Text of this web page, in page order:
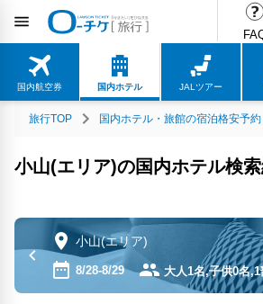
国内航空券 国内ホテル JALツアー
旅行TOP 国内ホテル・旅館の宿泊格安予
小山(エリア)の国内ホテル検
小山(エリア)
8/28-8/29 大人1名,子供0名,1